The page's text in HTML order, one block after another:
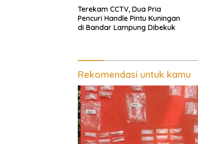
Terekam CCTV, Dua Pria
Pencuri Handle Pintu Kuningan
di Bandar Lampung Dibekuk
Rekomendasi untuk kamu